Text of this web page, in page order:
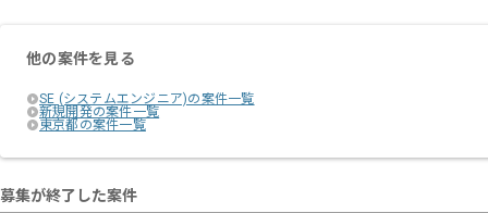
他の案件を見る
SE (システムエンジニア)の案件一覧
新規開発の案件一覧
東京都の案件一覧
募集が終了した案件